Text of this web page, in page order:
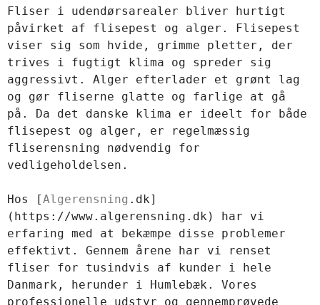
Fliser i udendørsarealer bliver hurtigt
påvirket af flisepest og alger. Flisepest
viser sig som hvide, grimme pletter, der
trives i fugtigt klima og spreder sig
aggressivt. Alger efterlader et grønt lag
og gør fliserne glatte og farlige at gå
på. Da det danske klima er ideelt for både
flisepest og alger, er regelmæssig
fliserensning nødvendig for
vedligeholdelsen.
Hos [Algerensning .dk]
(https://www.algerensning.dk) har vi
erfaring med at bekæmpe disse problemer
effektivt. Gennem årene har vi renset
fliser for tusindvis af kunder i hele
Danmark, herunder i Humlebæk. Vores
professionelle udstyr og gennemprøvede